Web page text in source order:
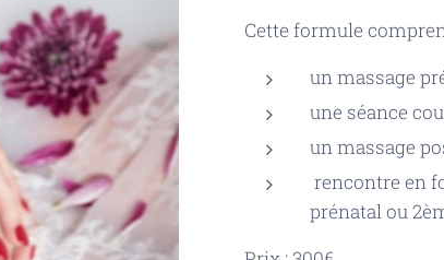
Cette formule
un massage
une séance
un massage
rencontre en
prénatal ou